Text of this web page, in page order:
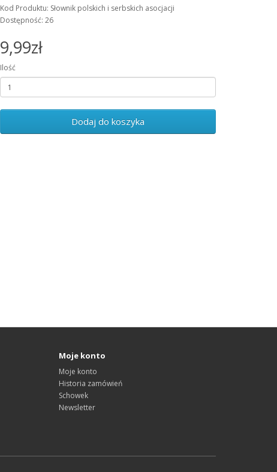
Kod Produktu: Słownik polskich i serbskich asocjacji
Dostępność: 26
9,99zł
Ilość
Dodaj do koszyka
Moje konto
Moje konto
Historia zamówień
Schowek
Newsletter